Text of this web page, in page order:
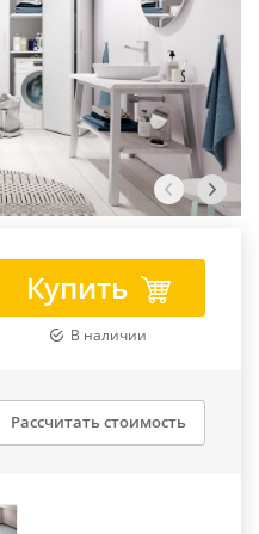
Купить
В наличии
Рассчитать стоимость